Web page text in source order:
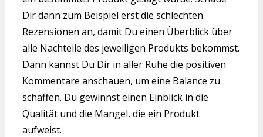
Dir dann zum Beispiel erst die schlechten
Rezensionen an, damit Du einen Überblick über
alle Nachteile des jeweiligen Produkts bekommst.
Dann kannst Du Dir in aller Ruhe die positiven
Kommentare anschauen, um eine Balance zu
schaffen. Du gewinnst einen Einblick in die
Qualität und die Mangel, die ein Produkt
aufweist.